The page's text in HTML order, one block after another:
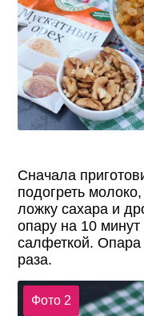
Сначала
подогреть
ложку сахара и
опару на 10
салфеткой. Опара
раза.
Фото 2